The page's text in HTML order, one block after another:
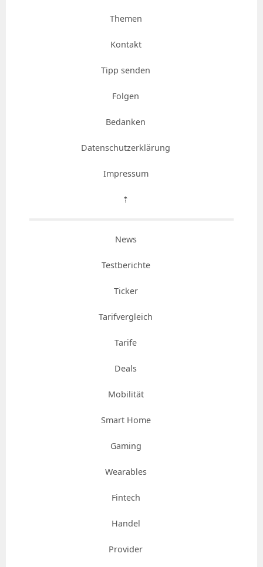
Themen
Kontakt
Tipp senden
Folgen
Bedanken
Datenschutzerklärung
Impressum
⇡
News
Testberichte
Ticker
Tarifvergleich
Tarife
Deals
Mobilität
Smart Home
Gaming
Wearables
Fintech
Handel
Provider